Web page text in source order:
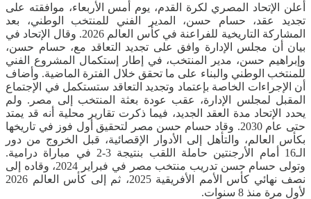
أعلن الإتحاد المصري لكرة القدم، يوم أمس الأربعاء، موافقته على
تجديد عقد، حسام حسن، المدير الفني للمنتخب الوطني، بعد
المشاركة التاريخية للفراعنة في كأس العالم 2026. وقال الإتحاد في
بيان أن مجلس الإدارة وافق على تجديد التعاقد مع، حسام حسن،
وإبراهيم حسن، مدير المنتخب، في إطار إستكمال المشروع الفني
للمنتخب الوطني والبناء على ما تحقق خلال الفترة الماضية. وأضاف
أن الإجراءات الخاصة بإعتماد وتجديد التعاقد ستستكمل في الإجتماع
المقبل لمجلس الإدارة، عقب عودة بعثة المنتخب إلى مصر. ولم
يحدد الإتحاد مدة العقد الجديد، فيما ذكرت تقارير محلية أنه قد يمتد
حتى عام 2030. وقاد حسام حسن مصر لتحقيق أول فوز في تاريخها
بكأس العالم، والتأهل إلى الأدوار الإقصائية، قبل الخروج من دور
الـ16 أمام الأرجنتين حاملة اللقب بنتيجة 3-2 في مباراة درامية.
وتولى حسام حسن تدريب منتخب مصر في فبراير 2024، وقاده إلى
نصف نهائي كأس الأمم الأفريقية 2025، ثم إلى كأس العالم 2026
لأول مرة منذ 8 سنوات.